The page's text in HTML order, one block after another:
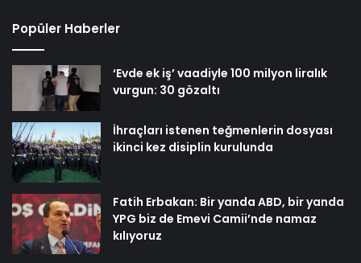
Popüler Haberler
‘Evde ek iş’ vaadiyle 100 milyon liralık
vurgun: 30 gözaltı
İhraçları istenen teğmenlerin dosyası
ikinci kez disiplin kurulunda
Fatih Erbakan: Bir yanda ABD, bir yanda
YPG biz de Emevi Camii’nde namaz
kılıyoruz